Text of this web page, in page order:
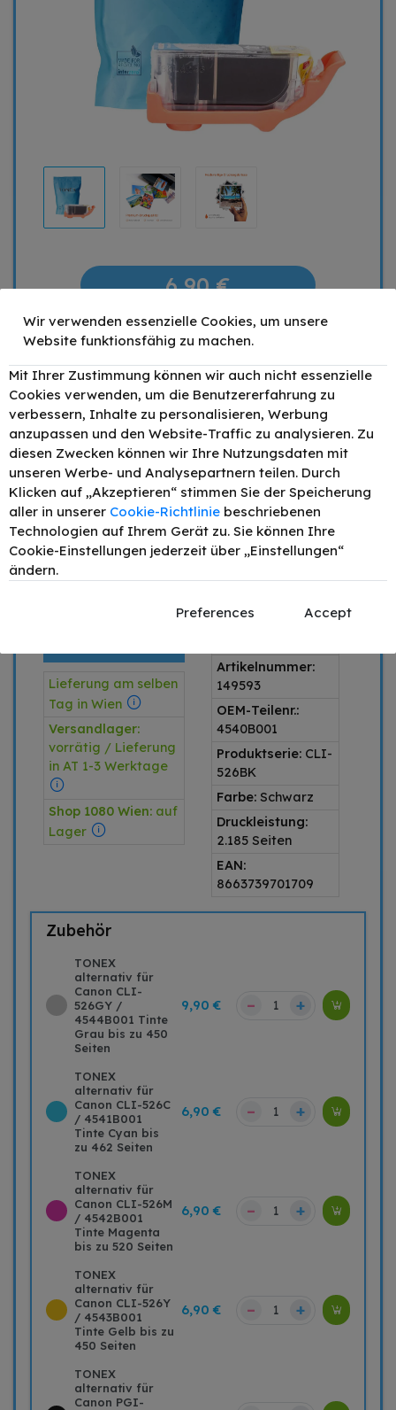
6,90 €
Mengenrabatt
Stückpreis
2
6,56 € - 5%
4 6,21 € - 10%
- 15%
– +
IN DEN WARENKORB
Preis inkl. MwSt. zzgl.Versand
Lieferung am selben
Tag in Wien
Versandlager:
vorrätig / Lieferung
in AT 1-3 Werktage
Shop 1080 Wien: auf
Lager
alternativ
Artikelnummer:
149593
OEM-Teilenr.:
4540B001
Produktserie: CLI-
526BK
Farbe: Schwarz
Druckleistung:
2.185 Seiten
EAN:
8663739701709
Zubehör
TONEX
alternativ für
Canon CLI-
526GY /
4544B001 Tinte
Grau bis zu 450
Seiten
9,90 € – +
TONEX
alternativ für
Canon CLI-526C
/ 4541B001
Tinte Cyan bis
zu 462 Seiten
6,90 € – +
TONEX
alternativ für
Canon CLI-526M
/ 4542B001
Tinte Magenta
bis zu 520 Seiten
6,90 € – +
TONEX
alternativ für
Canon CLI-526Y
/ 4543B001
Tinte Gelb bis zu
450 Seiten
6,90 € – +
TONEX
alternativ für
Canon PGI-
Wir verwenden essenzielle Cookies, um unsere
Website funktionsfähig zu machen.
Mit Ihrer Zustimmung können wir auch nicht essenzielle
Cookies verwenden, um die Benutzererfahrung zu
verbessern, Inhalte zu personalisieren, Werbung
anzupassen und den Website-Traffic zu analysieren. Zu
diesen Zwecken können wir Ihre Nutzungsdaten mit
unseren Werbe- und Analysepartnern teilen. Durch
Klicken auf „Akzeptieren“ stimmen Sie der Speicherung
aller in unserer Cookie-Richtlinie beschriebenen
Technologien auf Ihrem Gerät zu. Sie können Ihre
Cookie-Einstellungen jederzeit über „Einstellungen“
ändern.
Preferences Accept